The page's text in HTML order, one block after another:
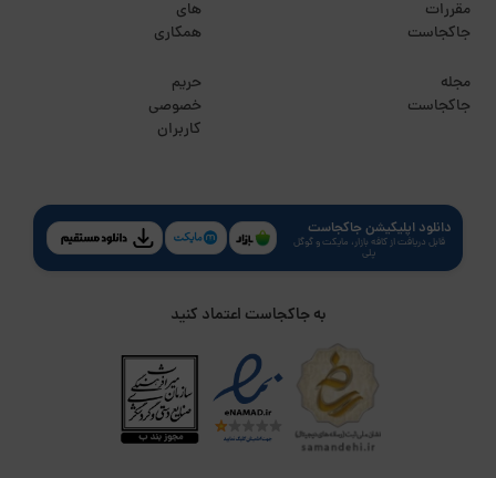
مقررات
جاکجاست
مجله
جاکجاست
های
همکاری
حریم
خصوصی
کاربران
دانلود اپلیکیشن جاکجاست
قابل دریافت از کافه بازار، مایکت و گوگل
پلی
به جاکجاست اعتماد کنید